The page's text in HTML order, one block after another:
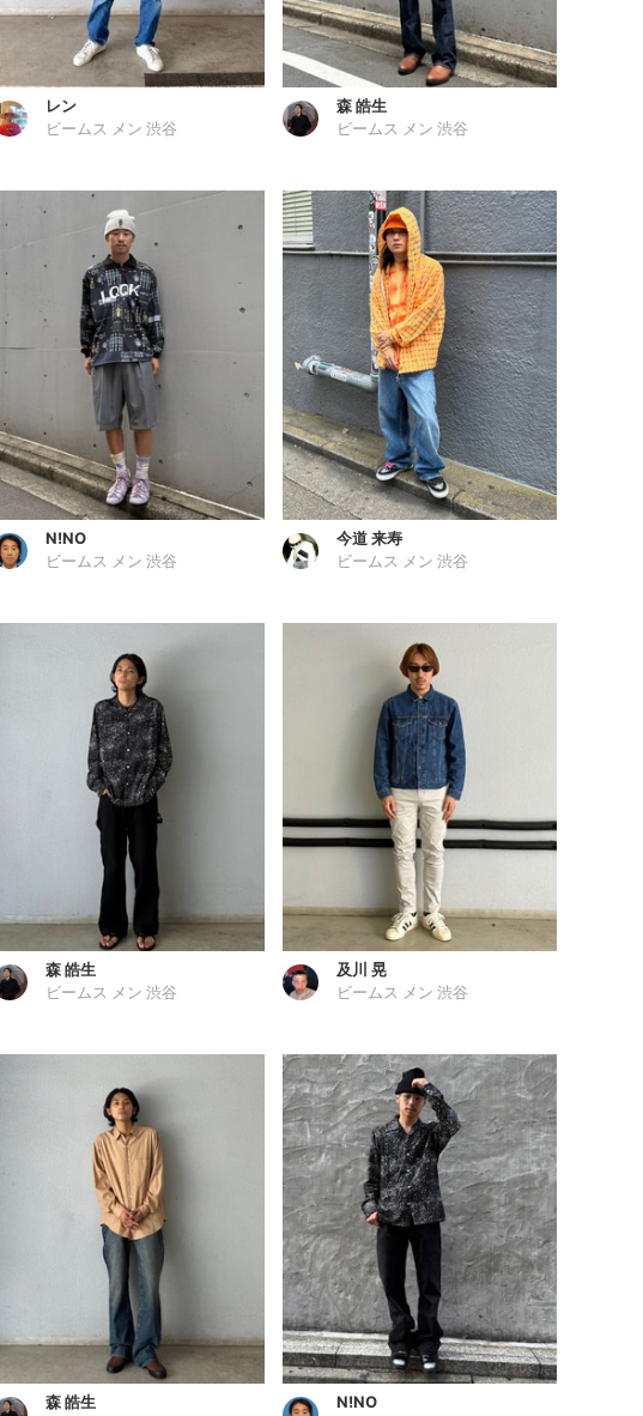
レン
ビームス メン 渋谷
森 皓生
ビームス メン 渋谷
N!NO
ビームス メン 渋谷
今道 来寿
ビームス メン 渋谷
森 皓生
ビームス メン 渋谷
及川 晃
ビームス メン 渋谷
森 皓生 N!NO